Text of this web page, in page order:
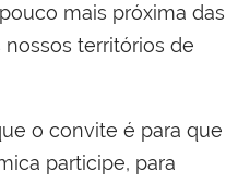
mais próxima das
territórios de
o convite é para que
participe, para